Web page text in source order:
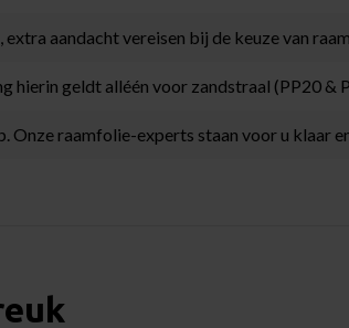
aandacht vereisen bij de keuze van
hierin geldt alléén voor zandstraal (PP20 &
raamfolie-experts staan voor u klaar